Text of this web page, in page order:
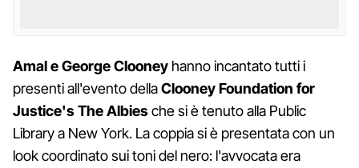
Amal e George Clooney hanno incantato tutti i
presenti all'evento dellaClooney Foundation for
Justice's The Albiesche si è tenuto alla Public
Library a New York. La coppia si è presentata con un
look coordinato sui toni del nero: l'avvocata era